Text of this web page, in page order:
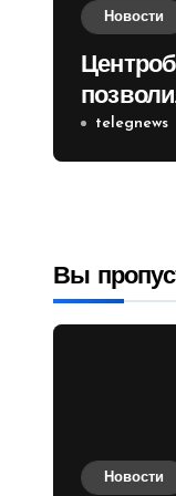
Новости
telegnews
Вы
Новости